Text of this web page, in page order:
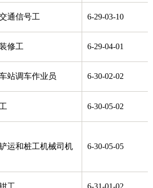
通信号工 6-29-03-10
修工 6-29-04-01
站调车作业员 6-30-02-02
6-30-05-02
运和桩工机械司机 6-30-05-05